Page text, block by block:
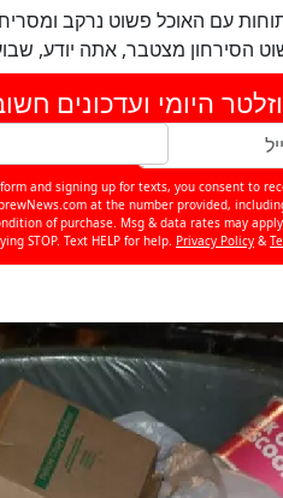
עם האוכל פשוט נרקב ומסריח
הסירחון מצטבר, אתה יודע,
היומי ועדכונים
and signing up for texts, you consent to
at the number provided,
of purchase. Msg & data rates may
STOP. Text HELP for help. Privacy Policy &